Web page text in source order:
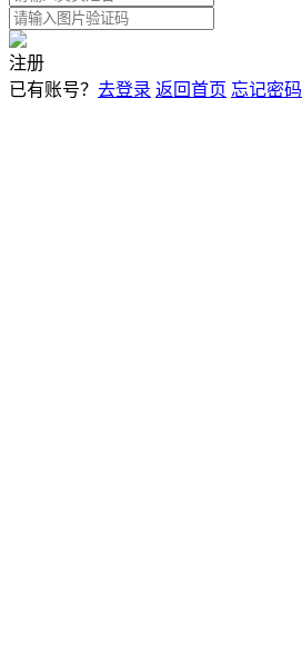
注册
已有账号？ 去登录 返回首页 忘记密码